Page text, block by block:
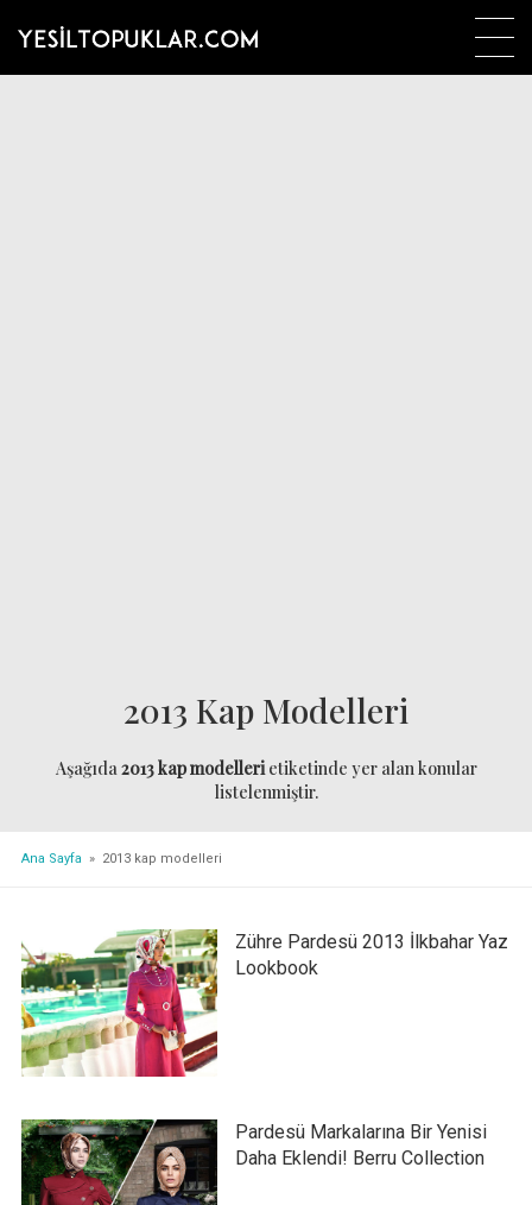
2013 Kap Modelleri
Aşağıda2013 kap modellerietiketinde yer alan konular
listelenmiştir.
Ana Sayfa » 2013 kap modelleri
Zühre Pardesü 2013 İlkbahar Yaz
Lookbook
Pardesü Markalarına Bir Yenisi
Daha Eklendi! Berru Collection